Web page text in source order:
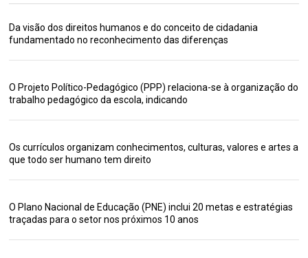
Da visão dos direitos humanos e do conceito de cidadania
fundamentado no reconhecimento das diferenças
O Projeto Político-Pedagógico (PPP) relaciona-se à organização do
trabalho pedagógico da escola, indicando
Os currículos organizam conhecimentos, culturas, valores e artes a
que todo ser humano tem direito
O Plano Nacional de Educação (PNE) inclui 20 metas e estratégias
traçadas para o setor nos próximos 10 anos